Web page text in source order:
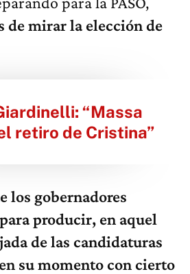
de mirar la elección de
“Massa
retiro de Cristina”
los gobernadores
producir, en aquel
de las candidaturas
su momento con cierto